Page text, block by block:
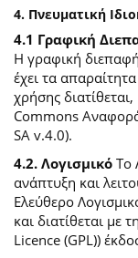
4. Πνευματική
4.1 Γραφική
Η γραφική
έχει τα
χρήσης
Commons
SA v.4.0).
4.2. ΛογισμικόΤο
ανάπτυξη και
Ελεύθερο
και διατίθεται με
Licence (GPL))